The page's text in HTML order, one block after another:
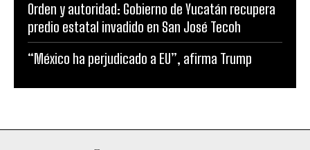
Orden y autoridad: Gobierno de Yucatán recupera
predio estatal invadido en San José Tecoh
“México ha perjudicado a EU”, afirma Trump